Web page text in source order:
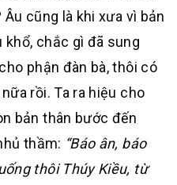
cũng là khi xưa vì bản
khổ, chắc gì đã sung
phận đàn bà, thôi có
rồi. Ta ra hiệu cho
bản thân bước đến
thầm: “Báo ân, báo
thôi Thúy Kiều, từ